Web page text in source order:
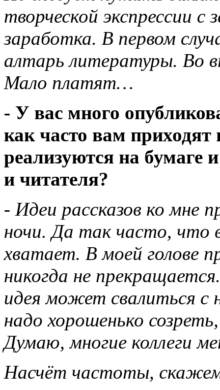
творческой экспрессии
заработка. В первом
алтарь литературы. Во
Мало платят…
- У вас много
как часто вам приходят
реализуются на бумаге
и читателя?
- Идеи рассказов ко мне
ночи. Да так часто, что
хватает. В моей голове
никогда не
идея может свалиться с
надо хорошенько
Думаю, многие коллеги
Насчёт частоты, скажем